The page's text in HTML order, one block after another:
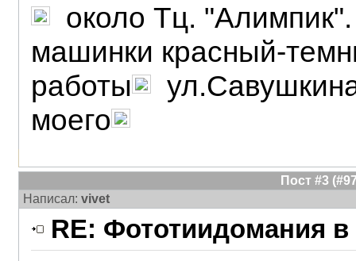
около Тц.
машинки красный-
работы
моего
Пост #3
Написал: vivet
RE: Фототиидомания в